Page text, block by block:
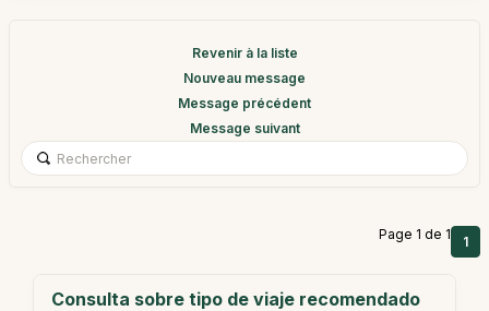
Revenir à la liste
Nouveau message
Message précédent
Message suivant
Page 1 de 1 1
Consulta sobre tipo de viaje recomendado